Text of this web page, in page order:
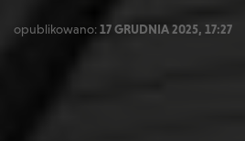
opublikowano:17 GRUDNIA 2025, 17:27